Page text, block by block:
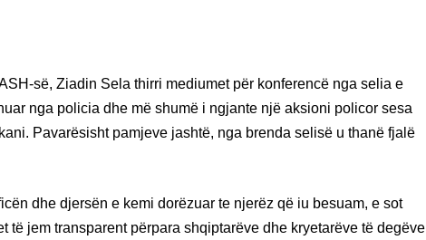
së, Ziadin Sela thirri mediumet për konferencë nga selia e
nga policia dhe më shumë i ngjante një aksioni policor sesa
Pavarësisht pamjeve jashtë, nga brenda selisë u thanë fjalë
dhe djersën e kemi dorëzuar te njerëz që iu besuam, e sot
të jem transparent përpara shqiptarëve dhe kryetarëve të degëve